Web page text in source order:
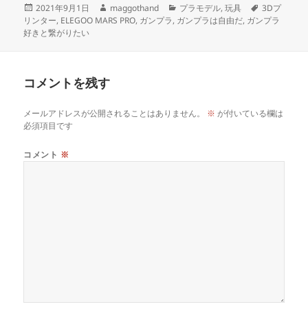
投
稿
日:
2021年9月1日
作
成
maggothand
カ
テ
プラモデル,玩具
タ
グ
3Dプ
リンター, ELEGOO MARS PRO, ガンプラ, ガンプラは自由だ, ガンプラ
好きと繋がりたい
コメントを残す
メールアドレスが公開されることはありません。 ※ が付いている欄は
必須項目です
コメント ※